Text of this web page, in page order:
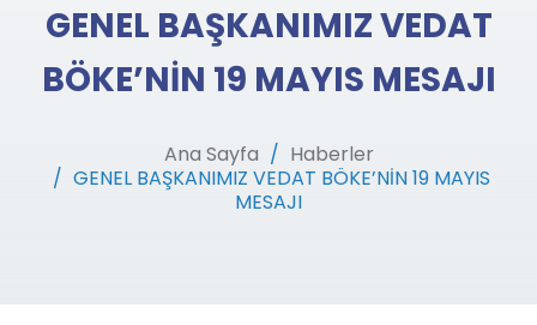
GENEL BAŞKANIMIZ VEDAT
BÖKE’NİN 19 MAYIS MESAJI
Ana Sayfa
Haberler
GENEL BAŞKANIMIZ VEDAT BÖKE’NİN 19 MAYIS
MESAJI